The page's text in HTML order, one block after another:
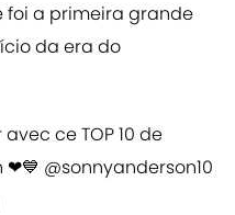
foi a primeira grande
da era do
ce TOP 10 de
❤💙 @sonnyanderson10